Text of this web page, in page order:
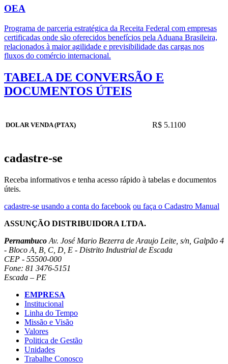
OEA
Programa de parceria estratégica da Receita Federal com empresas
certificadas onde são oferecidos benefícios pela Aduana Brasileira,
relacionados à maior agilidade e previsibilidade das cargas nos
fluxos do comércio internacional.
TABELA DE CONVERSÃO E
DOCUMENTOS ÚTEIS
DOLAR VENDA (PTAX) R$ 5.1100
cadastre-se
Receba informativos e tenha acesso rápido à tabelas e documentos
úteis.
cadastre-se usando a conta do facebook ou faça o Cadastro Manual
ASSUNÇÃO DISTRIBUIDORA LTDA.
Pernambuco Av. José Mario Bezerra de Araujo Leite, s/n, Galpão 4
- Bloco A, B, C, D, E - Distrito Industrial de Escada
CEP - 55500-000
Fone: 81 3476-5151
Escada – PE
EMPRESA
Institucional
Linha do Tempo
Missão e Visão
Valores
Politica de Gestão
Unidades
Trabalhe Conosco